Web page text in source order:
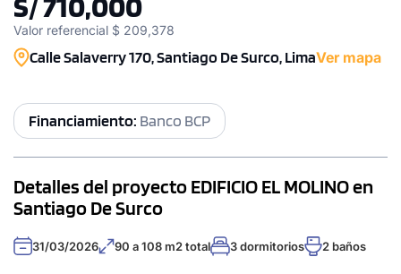
Valor referencial $ 209,378
Calle Salaverry 170, Santiago De Surco, LimaVer mapa
Financiamiento: Banco BCP
Detalles del proyecto EDIFICIO EL MOLINO en
Santiago De Surco
31/03/2026 90 a 108 m2 total 3 dormitorios 2 baños